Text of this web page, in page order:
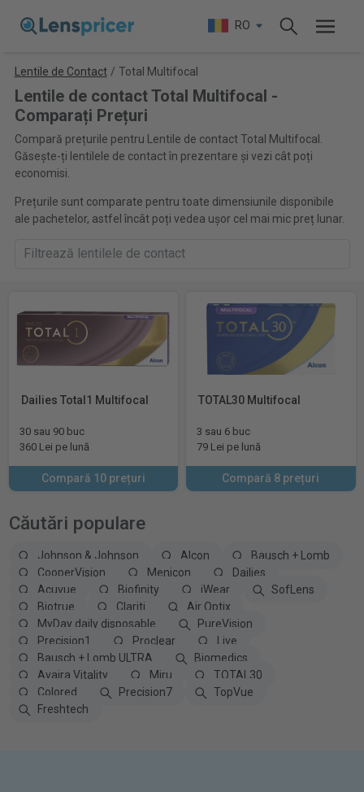
RO
Lentile de Contact / Total Multifocal
Lentile de contact Total Multifocal -
Comparați Prețuri
Compară prețurile pentru Lentile de contact Total Multifocal.
Găsește-ți lentilele de contact în prezentare și vezi cât poți
economisi.
Prețurile sunt comparate pentru toate dimensiunile disponibile
ale pachetelor, astfel încât poți vedea ușor cel mai mic preț lunar.
Dailies Total1 Multifocal
30 sau 90 buc
360 Lei pe lună
Compară 10 prețuri
TOTAL30 Multifocal
3 sau 6 buc
79 Lei pe lună
Compară 8 prețuri
Căutări populare
Johnson & Johnson Alcon
Bausch + Lomb
CooperVision
Menicon
Dailies
Acuvue
Biofinity iWear
SofLens
Biotrue
Clariti
Air Optix
MyDay daily disposable
PureVision
Precision1
Proclear
Live
Bausch + Lomb ULTRA
Biomedics
Avaira Vitality
Miru
TOTAL30
Colored
Precision7
TopVue
Freshtech